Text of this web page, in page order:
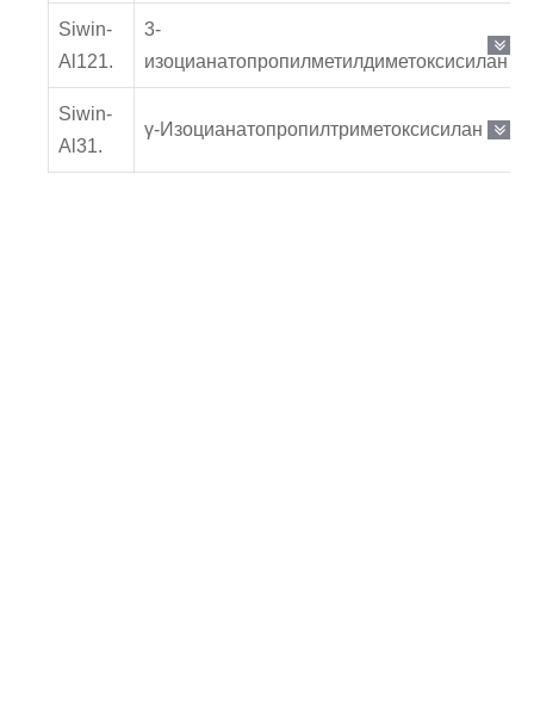
Siwin-
Al121.
3-
изоцианатопропилметилдиметоксисилан
Siwin-
Al31.
γ-Изоцианатопропилтриметоксисилан